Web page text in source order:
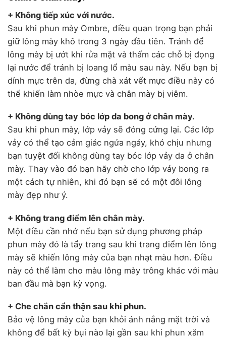
+ Không tiếp xúc với nước.
Sau khi phun mày Ombre, điều quan trọng bạn phải
giữ lông mày khô trong 3 ngày đầu tiên. Tránh để
lông mày bị ướt khi rửa mặt và thấm các chỗ bị đọng
lại nước để tránh bị loang lổ màu sau này. Nếu bạn bị
dính mực trên da, đừng chà xát vết mực điều này có
thể khiến làm nhòe mực và chân mày bị viêm.
+ Không dùng tay bóc lớp da bong ở chân mày.
Sau khi phun mày, lớp vảy sẽ đóng cứng lại. Các lớp
vảy có thể tạo cảm giác ngứa ngáy, khó chịu nhưng
bạn tuyệt đối không dùng tay bóc lớp vảy da ở chân
mày. Thay vào đó bạn hãy chờ cho lớp vảy bong ra
một cách tự nhiên, khi đó bạn sẽ có một đôi lông
mày đẹp như ý.
+ Không trang điểm lên chân mày.
Một điều cần nhớ nếu bạn sử dụng phương pháp
phun mày đó là tẩy trang sau khi trang điểm lên lông
mày sẽ khiến lông mày của bạn nhạt màu hơn. Điều
này có thể làm cho màu lông mày trông khác với màu
ban đầu mà bạn kỳ vọng.
+ Che chắn cẩn thận sau khi phun.
Bảo vệ lông mày của bạn khỏi ánh nắng mặt trời và
không để bất kỳ bụi nào lại gần sau khi phun xăm